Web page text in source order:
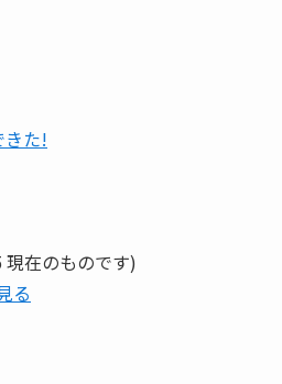
きた!
在のものです)
る